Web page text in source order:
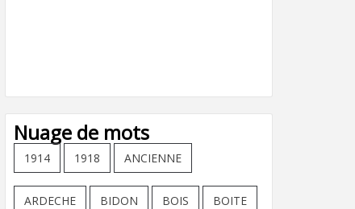
Nuage de mots
1914 1918 ANCIENNE
ARDECHE BIDON BOIS BOITE